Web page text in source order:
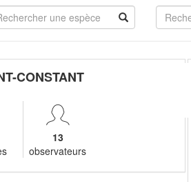
CONSTANT
13
observateurs